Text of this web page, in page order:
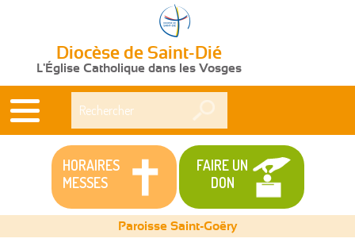
Diocèse de Saint-Dié
L'Église Catholique dans les Vosges
HORAIRES
MESSES
FAIRE UN
DON
Paroisse Saint-Goëry